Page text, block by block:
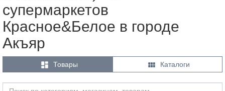
супермаркетов
Красное&Белое в городе
Акъяр
 Товары  Каталоги